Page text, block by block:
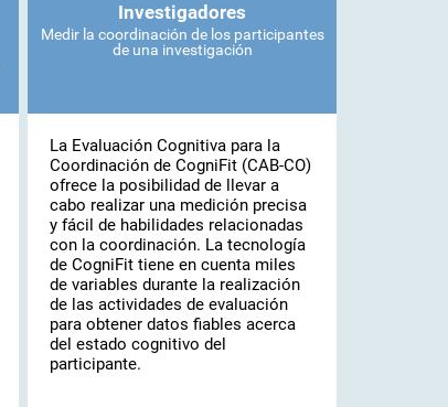
Investigadores
Medir la coordinación de los participantes
de una investigación
La Evaluación Cognitiva para la
Coordinación de CogniFit (CAB-CO)
ofrece la posibilidad de llevar a
cabo realizar una medición precisa
y fácil de habilidades relacionadas
con la coordinación. La tecnología
de CogniFit tiene en cuenta miles
de variables durante la realización
de las actividades de evaluación
para obtener datos fiables acerca
del estado cognitivo del
participante.